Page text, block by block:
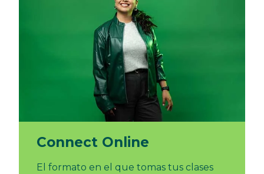
Connect Online
El formato en el que tomas tus clases